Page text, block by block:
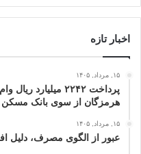
اخبار تازه
۱۵, مرداد, ۱۴۰۵
پرداخت ۲۲۴۲
هرمزگان از سوی بانک مسکن
۱۵, مرداد, ۱۴۰۵
عبور از الگوی مصرف، دلیل